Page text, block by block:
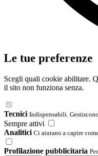
Le tue preferenze
Scegli quali cookie abilitare.
il sito non funziona senza.
Tecnici Indispensabili.
Sempre attivi
Analitici Ci aiutano a capire
Profilazione pubblicitaria